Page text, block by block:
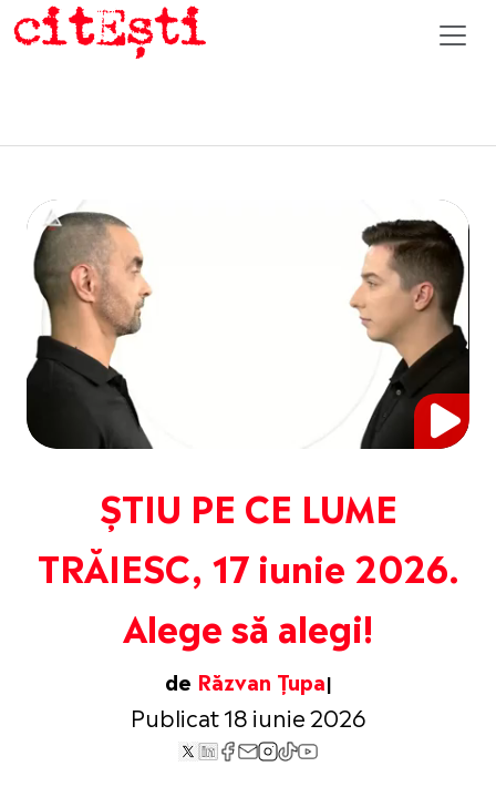
ȘTIU PE CE LUME
TRĂIESC, 17 iunie 2026.
Alege să alegi!
de Răzvan Țupa
Publicat 18 iunie 2026